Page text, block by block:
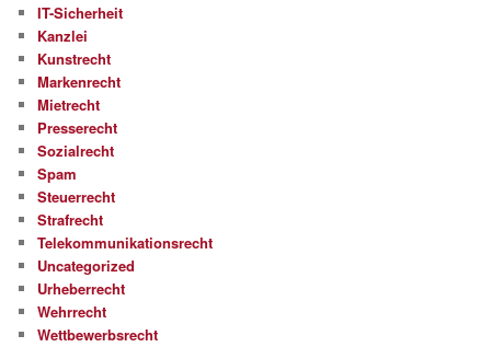
IT-Sicherheit
Kanzlei
Kunstrecht
Markenrecht
Mietrecht
Presserecht
Sozialrecht
Spam
Steuerrecht
Strafrecht
Telekommunikationsrecht
Uncategorized
Urheberrecht
Wehrrecht
Wettbewerbsrecht